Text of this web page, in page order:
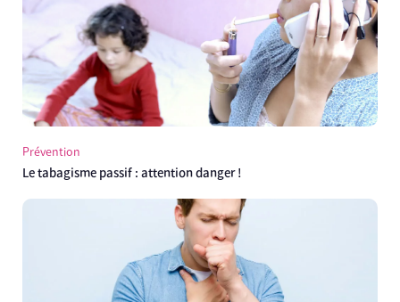
Prévention
Le tabagisme passif : attention danger !